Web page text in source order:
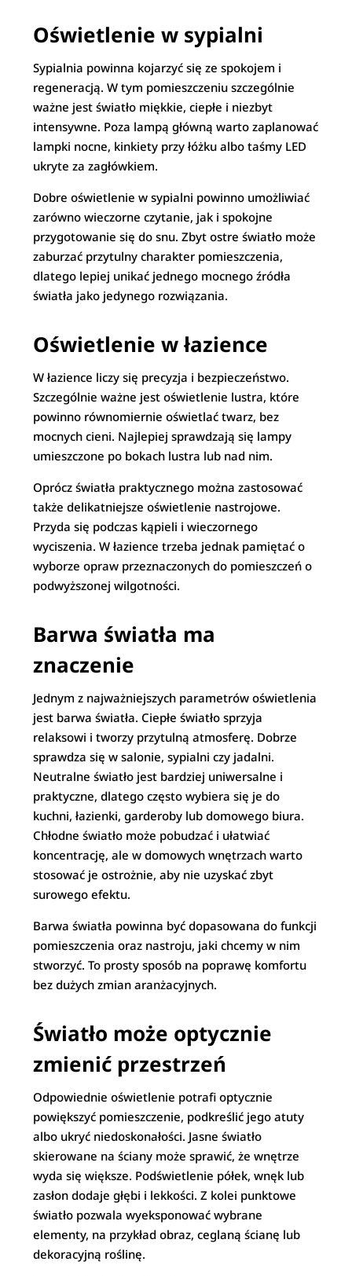
Oświetlenie w sypialni
Sypialnia powinna kojarzyć się ze spokojem i
regeneracją. W tym pomieszczeniu szczególnie
ważne jest światło miękkie, ciepłe i niezbyt
intensywne. Poza lampą główną warto zaplanować
lampki nocne, kinkiety przy łóżku albo taśmy LED
ukryte za zagłówkiem.
Dobre oświetlenie w sypialni powinno umożliwiać
zarówno wieczorne czytanie, jak i spokojne
przygotowanie się do snu. Zbyt ostre światło może
zaburzać przytulny charakter pomieszczenia,
dlatego lepiej unikać jednego mocnego źródła
światła jako jedynego rozwiązania.
Oświetlenie w łazience
W łazience liczy się precyzja i bezpieczeństwo.
Szczególnie ważne jest oświetlenie lustra, które
powinno równomiernie oświetlać twarz, bez
mocnych cieni. Najlepiej sprawdzają się lampy
umieszczone po bokach lustra lub nad nim.
Oprócz światła praktycznego można zastosować
także delikatniejsze oświetlenie nastrojowe.
Przyda się podczas kąpieli i wieczornego
wyciszenia. W łazience trzeba jednak pamiętać o
wyborze opraw przeznaczonych do pomieszczeń o
podwyższonej wilgotności.
Barwa światła ma
znaczenie
Jednym z najważniejszych parametrów oświetlenia
jest barwa światła. Ciepłe światło sprzyja
relaksowi i tworzy przytulną atmosferę. Dobrze
sprawdza się w salonie, sypialni czy jadalni.
Neutralne światło jest bardziej uniwersalne i
praktyczne, dlatego często wybiera się je do
kuchni, łazienki, garderoby lub domowego biura.
Chłodne światło może pobudzać i ułatwiać
koncentrację, ale w domowych wnętrzach warto
stosować je ostrożnie, aby nie uzyskać zbyt
surowego efektu.
Barwa światła powinna być dopasowana do funkcji
pomieszczenia oraz nastroju, jaki chcemy w nim
stworzyć. To prosty sposób na poprawę komfortu
bez dużych zmian aranżacyjnych.
Światło może optycznie
zmienić przestrzeń
Odpowiednie oświetlenie potrafi optycznie
powiększyć pomieszczenie, podkreślić jego atuty
albo ukryć niedoskonałości. Jasne światło
skierowane na ściany może sprawić, że wnętrze
wyda się większe. Podświetlenie półek, wnęk lub
zasłon dodaje głębi i lekkości. Z kolei punktowe
światło pozwala wyeksponować wybrane
elementy, na przykład obraz, ceglaną ścianę lub
dekoracyjną roślinę.